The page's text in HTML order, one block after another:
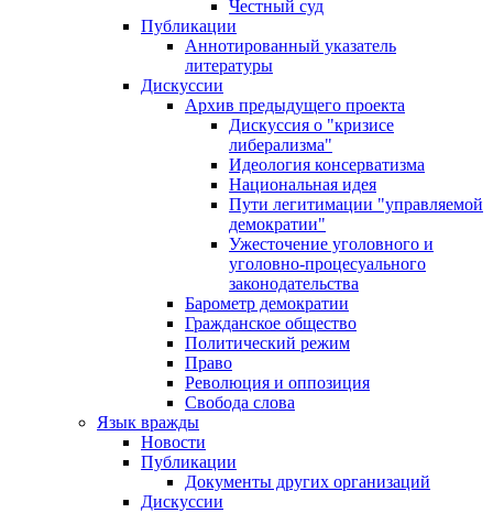
Честный суд
Публикации
Аннотированный указатель
литературы
Дискуссии
Архив предыдущего проекта
Дискуссия о "кризисе
либерализма"
Идеология консерватизма
Национальная идея
Пути легитимации "управляемой
демократии"
Ужесточение уголовного и
уголовно-процесуального
законодательства
Барометр демократии
Гражданское общество
Политический режим
Право
Революция и оппозиция
Свобода слова
Язык вражды
Новости
Публикации
Документы других организаций
Дискуссии